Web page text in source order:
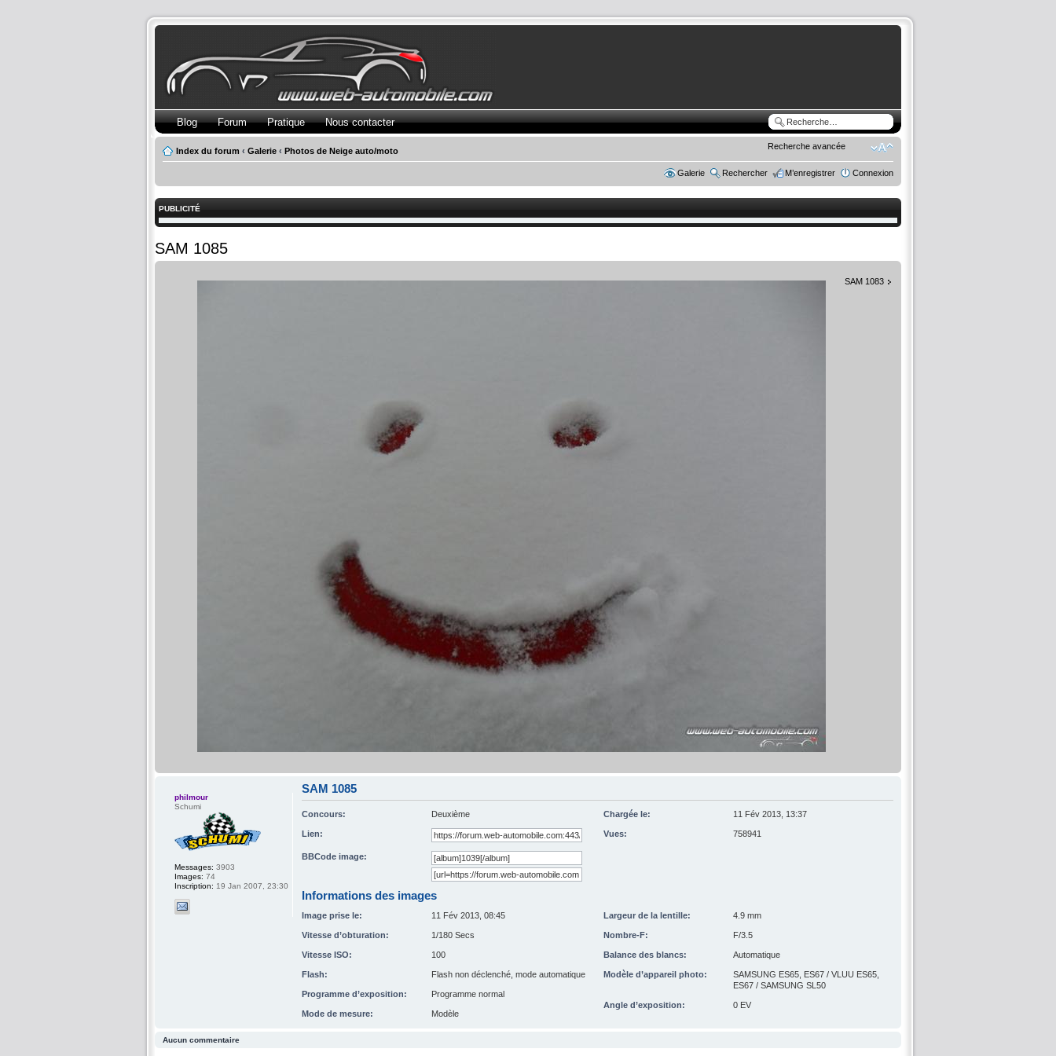
Recherche avancée
Blog Forum Pratique Nous contacter
Index du forum ‹ Galerie ‹ Photos de Neige auto/moto
Galerie Rechercher M’enregistrer Connexion
PUBLICITÉ
SAM 1085
SAM 1083
SAM 1085
Concours: Deuxième Chargée le: 11 Fév 2013, 13:37
Lien: Vues: 758941
BBCode image:
Informations des images
Image prise le: 11 Fév 2013, 08:45 Largeur de la lentille: 4.9 mm
Vitesse d’obturation: 1/180 Secs Nombre-F: F/3.5
Vitesse ISO: 100 Balance des blancs: Automatique
Flash: Flash non déclenché, mode automatique Modèle d’appareil photo:
SAMSUNG ES65, ES67 / VLUU ES65,
ES67 / SAMSUNG SL50
Programme d’exposition:
Programme normal
Angle d’exposition:
0 EV
Mode de mesure:
Modèle
philmour
Schumi
Messages: 3903
Images: 74
Inscription: 19 Jan 2007, 23:30
Aucun commentaire